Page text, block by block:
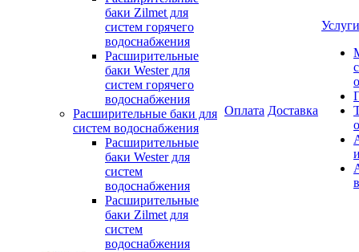
баки Zilmet для
систем горячего
водоснабжения
Расширительные
баки Wester для
систем горячего
водоснабжения
Расширительные баки для
систем водоснабжения
Расширительные
баки Wester для
систем
водоснабжения
Расширительные
баки Zilmet для
систем
водоснабжения
Оплата Доставка
Услуги